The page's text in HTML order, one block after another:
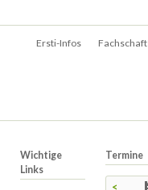
Navigation
Ersti-Infos Fachschaft
Wichtige
Links
Termine
<